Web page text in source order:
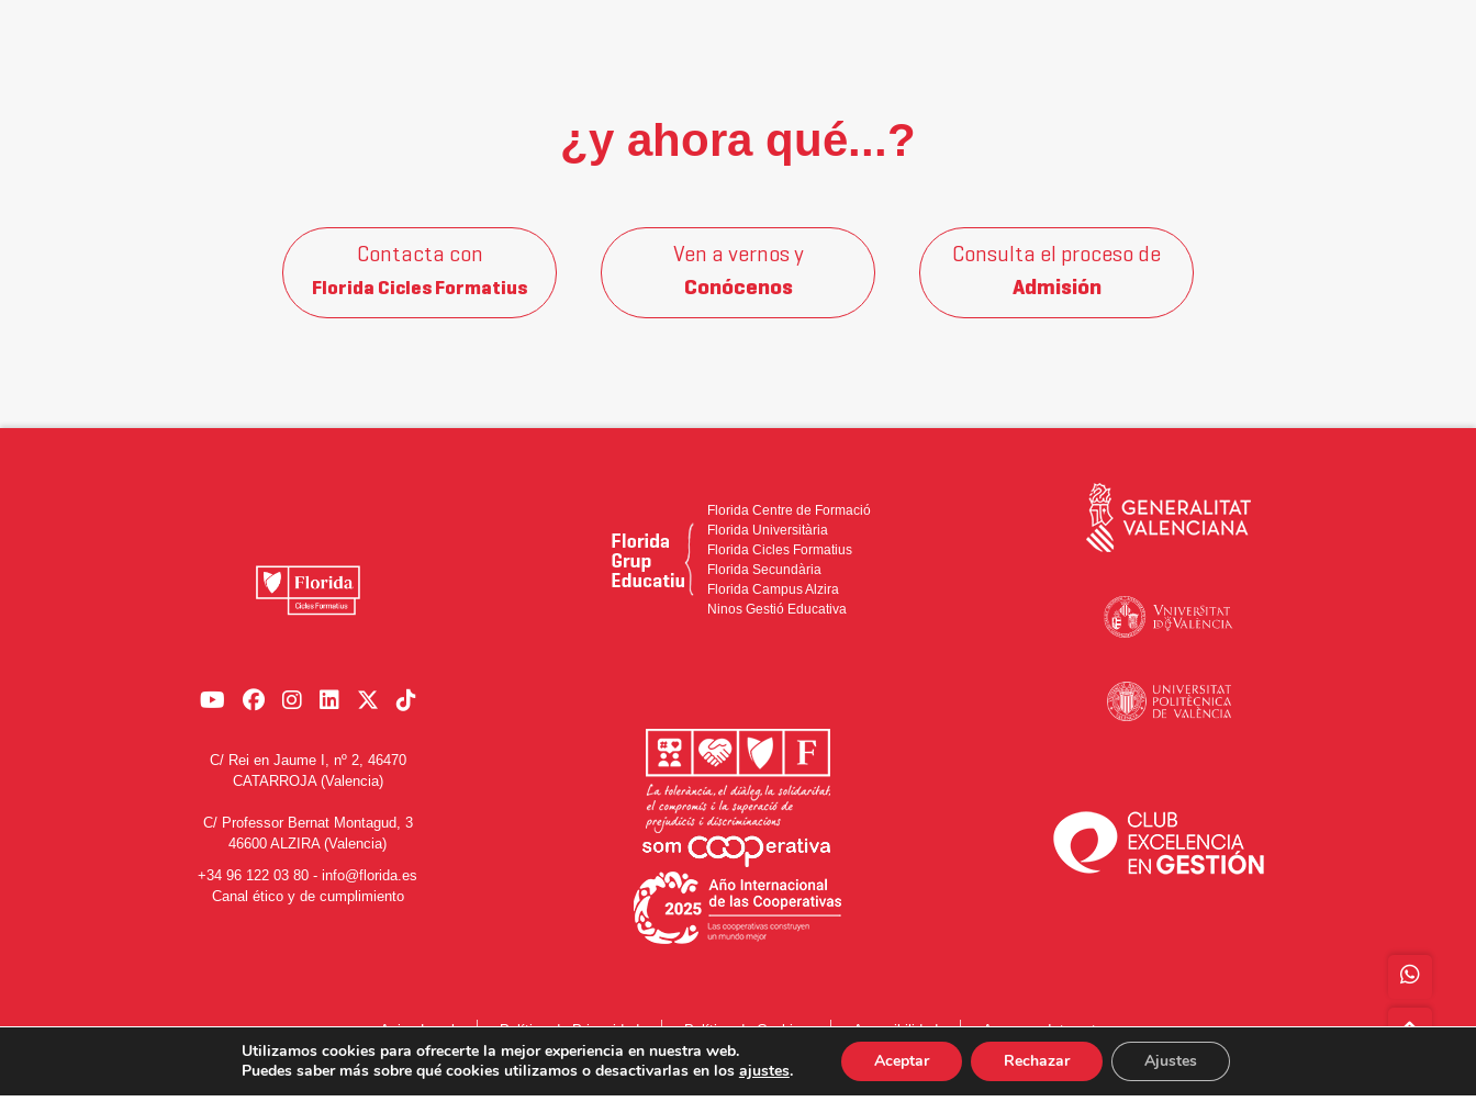
¿y ahora qué...?
Contacta con
Florida Cicles Formatius
Ven a vernos y
Conócenos
Consulta el proceso de
Admisión
C/ Rei en Jaume I, nº 2, 46470
CATARROJA (Valencia)
C/ Professor Bernat Montagud, 3
46600 ALZIRA (Valencia)
+34 96 122 03 80 - info@florida.es
Canal ético y de cumplimiento
Florida Centre de Formació
Florida Universitària
Florida Cicles Formatius
Florida Secundària
Florida Campus Alzira
Ninos Gestió Educativa
Aviso Legal Política de Privacidad Política de Cookies Accesibilidad Acceso a Intranet
Utilizamos cookies para ofrecerte la mejor experiencia en nuestra web.
Puedes saber más sobre qué cookies utilizamos o desactivarlas en los ajustes. Aceptar Rechazar Ajustes